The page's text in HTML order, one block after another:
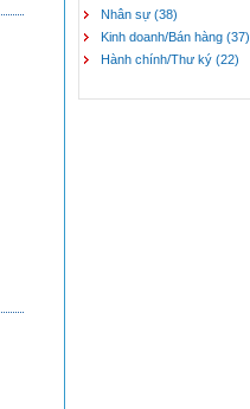
Nhân sự (38)
Kinh doanh/Bán hàng (37)
Hành chính/Thư ký (22)